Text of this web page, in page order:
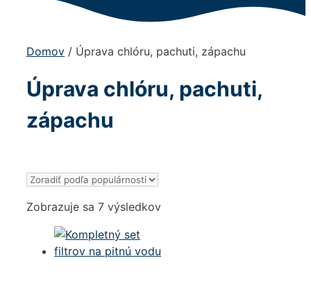
Domov / Úprava chlóru, pachuti, zápachu
Úprava chlóru, pachuti,
zápachu
Zobrazuje sa 7 výsledkovZoradené